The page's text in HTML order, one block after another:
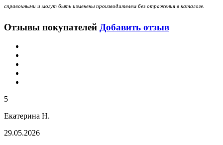
справочными и могут быть изменены производителем без отражения в каталоге.
Отзывы покупателей Добавить отзыв
5
Екатерина Н.
29.05.2026